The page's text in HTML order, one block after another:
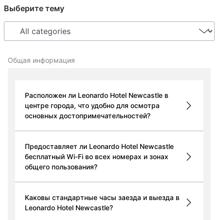
Выберите тему
Общая информация
Расположен ли Leonardo Hotel Newcastle в
центре города, что удобно для осмотра
основных достопримечательностей?
Предоставляет ли Leonardo Hotel Newcastle
бесплатный Wi-Fi во всех номерах и зонах
общего пользования?
Каковы стандартные часы заезда и выезда в
Leonardo Hotel Newcastle?